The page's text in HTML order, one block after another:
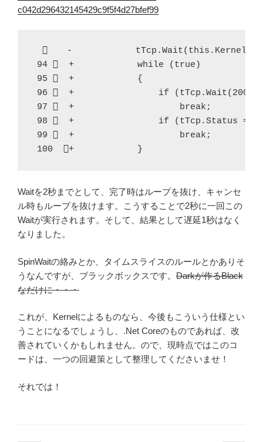
c042d296432145429c9f5f4d27bfef99
　  -
94   +            while (true)
95   +            {
96   +                if
97   +                    break;
98   +                if (tTcp.Status
99   +                    break;
100  +            }
Waitを2秒までとして、完了時はループを抜け、キャンセ
ル時もループを抜けます。こうすることで2秒に一回この
Waitが実行されます。そして、結果として遅延1秒はなく
なりました。
SpinWaitの絡みとか、タイムスライスのルールとかありそ
うなんですが、ブラックボックスです。 Darkが作るBlack
なだけに・・・
これが、Kernelによるものなら、今後もこういう仕様とい
うことになるでしょうし、.Net Coreのものであれば、改
善されていくかもしれません。ので、現時点ではこのコ
ードは、一つの回避策として整理してくださいませ！
それでは！